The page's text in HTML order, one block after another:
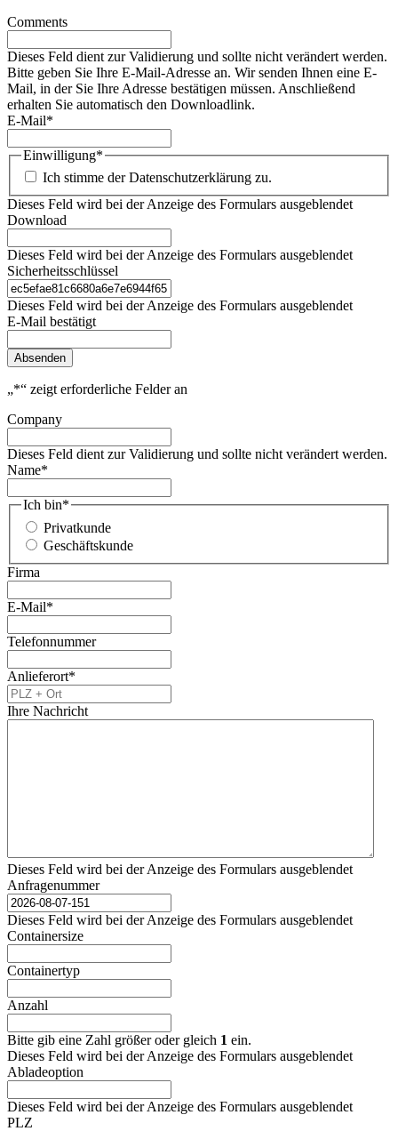
Comments
Dieses Feld dient zur Validierung und sollte nicht verändert werden.
Bitte geben Sie Ihre E-Mail-Adresse an. Wir senden Ihnen eine E-
Mail, in der Sie Ihre Adresse bestätigen müssen. Anschließend
erhalten Sie automatisch den Downloadlink.
E-Mail*
Einwilligung*
Ich stimme der Datenschutzerklärung zu.
Dieses Feld wird bei der Anzeige des Formulars ausgeblendet
Download
Dieses Feld wird bei der Anzeige des Formulars ausgeblendet
Sicherheitsschlüssel
Dieses Feld wird bei der Anzeige des Formulars ausgeblendet
E-Mail bestätigt
Absenden
„*“ zeigt erforderliche Felder an
Company
Dieses Feld dient zur Validierung und sollte nicht verändert werden.
Name*
Ich bin*
Privatkunde
Geschäftskunde
Firma
E-Mail*
Telefonnummer
Anlieferort*
Ihre Nachricht
Dieses Feld wird bei der Anzeige des Formulars ausgeblendet
Anfragenummer
Dieses Feld wird bei der Anzeige des Formulars ausgeblendet
Containersize
Containertyp
Anzahl
Bitte gib eine Zahl größer oder gleich 1 ein.
Dieses Feld wird bei der Anzeige des Formulars ausgeblendet
Abladeoption
Dieses Feld wird bei der Anzeige des Formulars ausgeblendet
PLZ